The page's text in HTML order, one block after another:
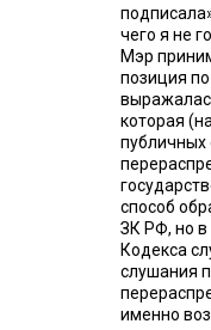
чего я не
Мэр
позиция
которая
публичных
способ
ЗК РФ, но в
Кодекса
слушания
именно